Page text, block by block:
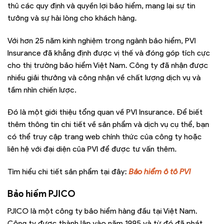
thủ các quy định và quyền lợi bảo hiểm, mang lại sự tin
tưởng và sự hài lòng cho khách hàng.
Với hơn 25 năm kinh nghiệm trong ngành bảo hiểm, PVI
Insurance đã khẳng định được vị thế và đóng góp tích cực
cho thị trường bảo hiểm Việt Nam. Công ty đã nhận được
nhiều giải thưởng và công nhận về chất lượng dịch vụ và
tầm nhìn chiến lược.
Đó là một giới thiệu tổng quan về PVI Insurance. Để biết
thêm thông tin chi tiết về sản phẩm và dịch vụ cụ thể, bạn
có thể truy cập trang web chính thức của công ty hoặc
liên hệ với đại diện của PVI để được tư vấn thêm.
Tìm hiểu chi tiết sản phẩm tại đây: Bảo hiểm ô tô PVI
Bảo hiểm PJICO
PJICO là một công ty bảo hiểm hàng đầu tại Việt Nam.